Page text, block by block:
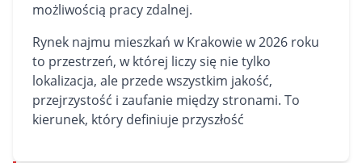
możliwością pracy zdalnej.
Rynek najmu mieszkań w Krakowie w 2026 roku
to przestrzeń, w której liczy się nie tylko
lokalizacja, ale przede wszystkim jakość,
przejrzystość i zaufanie między stronami. To
kierunek, który definiuje przyszłość